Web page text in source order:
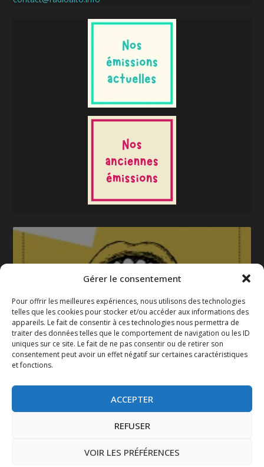
Gérer le consentement
Pour offrir les meilleures expériences, nous utilisons des technologies
telles que les cookies pour stocker et/ou accéder aux informations des
appareils. Le fait de consentir à ces technologies nous permettra de
traiter des données telles que le comportement de navigation ou les ID
uniques sur ce site. Le fait de ne pas consentir ou de retirer son
consentement peut avoir un effet négatif sur certaines caractéristiques
et fonctions.
ACCEPTER
REFUSER
VOIR LES PRÉFÉRENCES
La gazette 2025-2026